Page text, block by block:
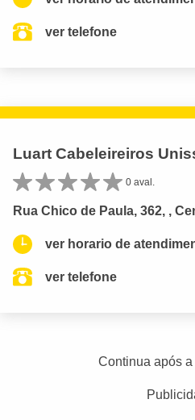
ver telefone
Luart Cabeleireiros
0 aval.
Rua Chico de Paula, 362, ,
ver horario de
ver telefone
Continua após